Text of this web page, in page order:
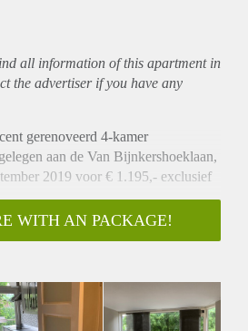
all information of this apartmentin
the advertiser if you have any
gerenoveerd 4-kamer
aan de Van Bijnkershoeklaan,
2019 voor € 1.195,- exclusief
is gelegen in een kleinschalig
De woonkamer is ca. 16m2
is v.v. diverse apparatuur. Het
WITH AN PACKAGE!